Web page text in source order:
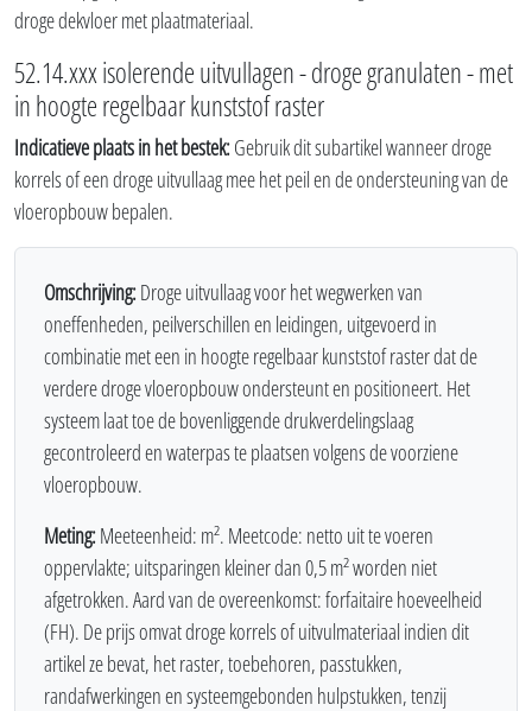
droge dekvloer met plaatmateriaal.
52.14.xxx isolerende uitvullagen - droge granulaten - met
in hoogte regelbaar kunststof raster
Indicatieve plaats in het bestek:Gebruik dit subartikel wanneer droge
korrels of een droge uitvullaag mee het peil en de ondersteuning van de
vloeropbouw bepalen.
Omschrijving:Droge uitvullaag voor het wegwerken van
oneffenheden, peilverschillen en leidingen, uitgevoerd in
combinatie met een in hoogte regelbaar kunststof raster dat de
verdere droge vloeropbouw ondersteunt en positioneert. Het
systeem laat toe de bovenliggende drukverdelingslaag
gecontroleerd en waterpas te plaatsen volgens de voorziene
vloeropbouw.
Meting:Meeteenheid: m². Meetcode: netto uit te voeren
oppervlakte; uitsparingen kleiner dan 0,5 m² worden niet
afgetrokken. Aard van de overeenkomst: forfaitaire hoeveelheid
(FH). De prijs omvat droge korrels of uitvulmateriaal indien dit
artikel ze bevat, het raster, toebehoren, passtukken,
randafwerkingen en systeemgebonden hulpstukken, tenzij